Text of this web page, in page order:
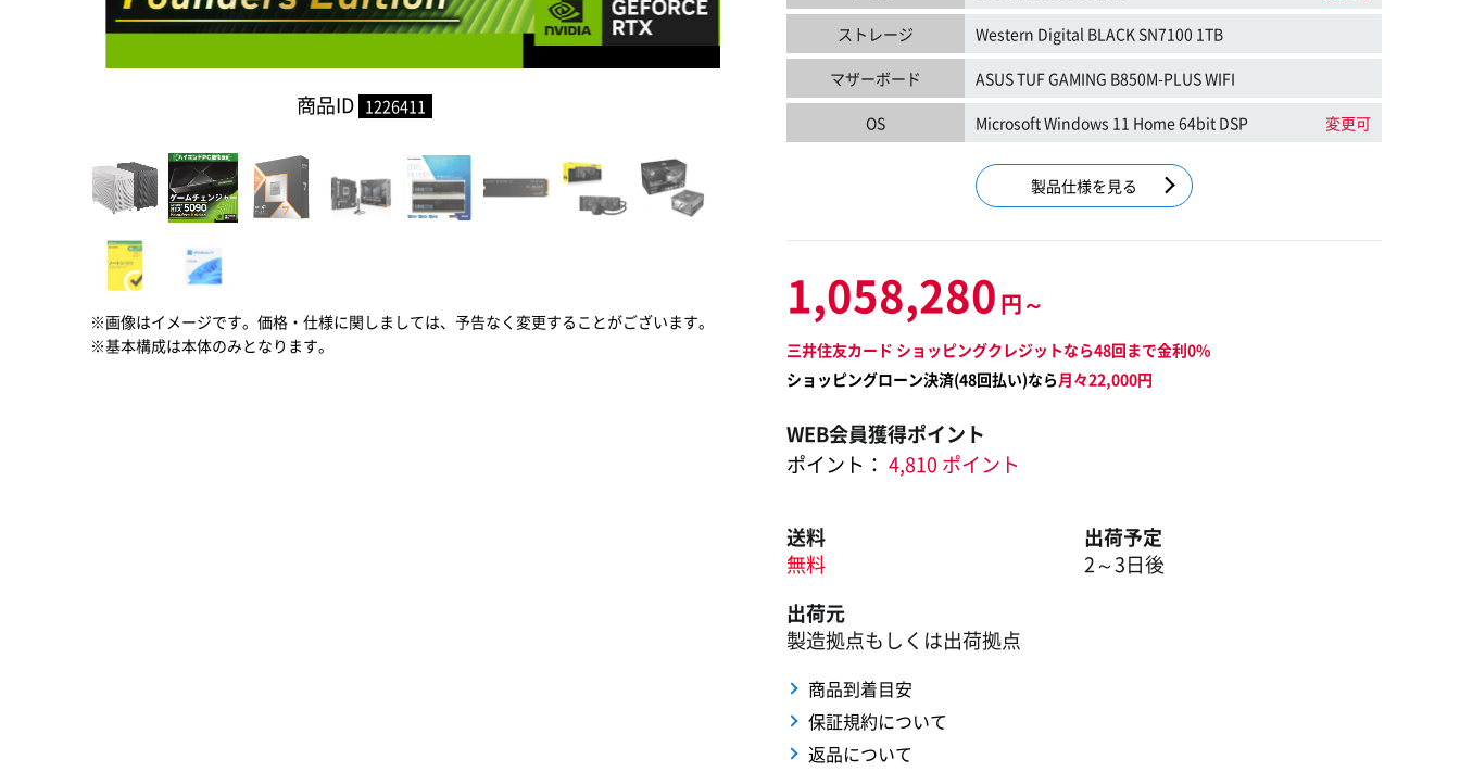
商品ID 1226411
※画像はイメージです。価格・仕様に関しましては、予告なく変更することがございます。
※基本構成は本体のみとなります。
ストレージ Western Digital BLACK SN7100 1TB
マザーボード ASUS TUF GAMING B850M-PLUS WIFI
OS Microsoft Windows 11 Home 64bit DSP 変更可
製品仕様を見る
1,058,280 円～
三井住友カード ショッピングクレジットなら48回まで金利0%
ショッピングローン決済(48回払い)なら月々22,000円
WEB会員獲得ポイント
ポイント： 4,810 ポイント
送料
無料
出荷予定
2～3日後
出荷元
製造拠点もしくは出荷拠点
商品到着目安
保証規約について
返品について